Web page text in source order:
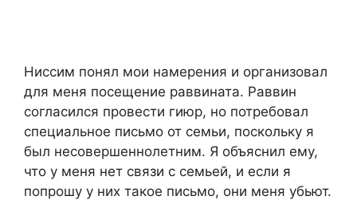
Ниссим понял мои намерения и организовал
для меня посещение раввината. Раввин
согласился провести гиюр, но потребовал
специальное письмо от семьи, поскольку я
был несовершеннолетним. Я объяснил ему,
что у меня нет связи с семьей, и если я
попрошу у них такое письмо, они меня убьют.